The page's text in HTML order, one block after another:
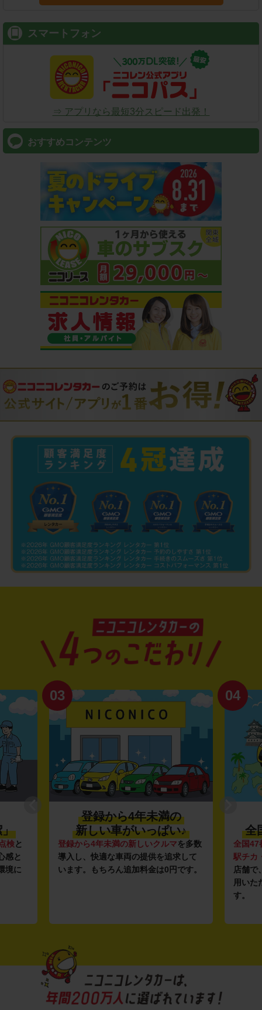
スマートフォン
⇒ アプリなら最短3分スピード出発！
おすすめコンテンツ
」
検と
感と
境に
03
登録から4年未満の
新しい車がいっぱい♪
登録から4年未満の新しいクルマを多数
導入し、快適な車両の提供を追求して
います。もちろん追加料金は0円です。
04
全
全国47
駅チカ
店舗で
用いた
す。